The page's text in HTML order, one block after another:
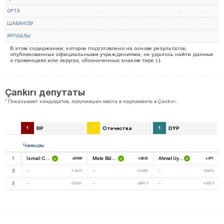
ОРТА - - - - - -
ШАБАНОЗУ - - - - - -
ЯРПАХЛЫ - - - - - -
В этом содержании, которое подготовлено на основе результатов,
опубликованных официальными учреждениями, не удалось найти данные
о провинциях или округах, обозначенных знаком тире (-).
Çankırı депутаты
* Показывает кандидатов, получивших места в парламенте в Çankırı.
1 RP 1 Отечества 1 DYP
Чанкыры
1 +8698 +2820 +971
2 - -12407 - -18285 - -23832
3 - -32541 - -38419 - -45815